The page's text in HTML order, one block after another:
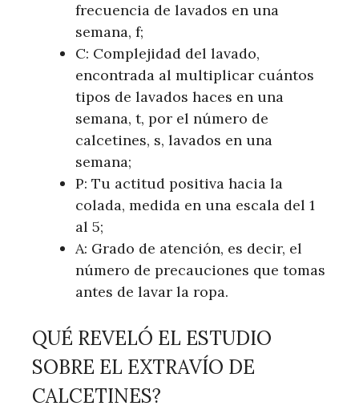
frecuencia de lavados en una
semana, f;
C: Complejidad del lavado,
encontrada al multiplicar cuántos
tipos de lavados haces en una
semana, t, por el número de
calcetines, s, lavados en una
semana;
P: Tu actitud positiva hacia la
colada, medida en una escala del 1
al 5;
A: Grado de atención, es decir, el
número de precauciones que tomas
antes de lavar la ropa.
QUÉ REVELÓ EL ESTUDIO
SOBRE EL EXTRAVÍO DE
CALCETINES?